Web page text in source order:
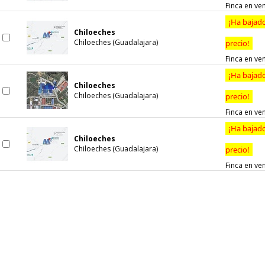
Finca en
Chiloeches
Chiloeches (Guadalajara)
¡Ha
precio!
Finca en
Chiloeches
Chiloeches (Guadalajara)
¡Ha
precio!
Finca en
Chiloeches
Chiloeches (Guadalajara)
¡Ha
precio!
Finca en